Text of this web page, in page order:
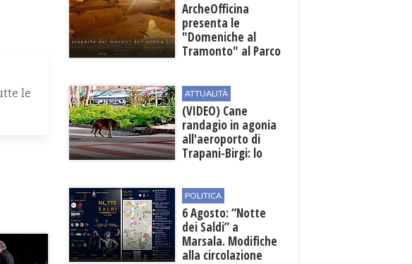
le
ArcheOfficina
presenta le
"Domeniche al
Tramonto" al Parco
ATTUALITÀ
(VIDEO) Cane
randagio in agonia
all'aeroporto di
Trapani-Birgi: lo
POLITICA
6 Agosto: “Notte
dei Saldi” a
Marsala. Modifiche
alla circolazione